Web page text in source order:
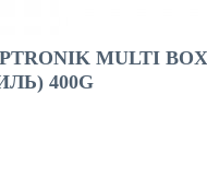
MULTI BOX
400G